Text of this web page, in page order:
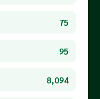
75
95
8,094